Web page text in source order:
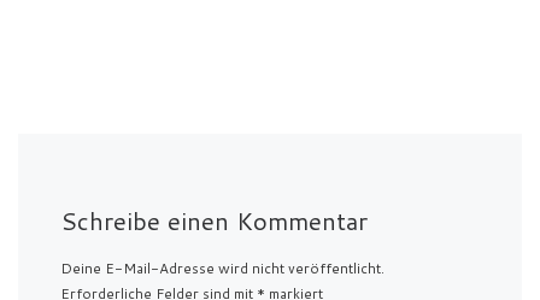
Schreibe einen Kommentar
Deine E-Mail-Adresse wird nicht veröffentlicht.
Erforderliche Felder sind mit * markiert